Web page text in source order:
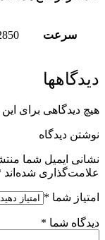
سرعت 2850 دور در
دیدگاهها
هیچ دیدگاهی برای
نوشتن دیدگاه
نشانی ایمیل شما
علامت‌گذاری شده‌اند
امتیاز شما *
دیدگاه شما *